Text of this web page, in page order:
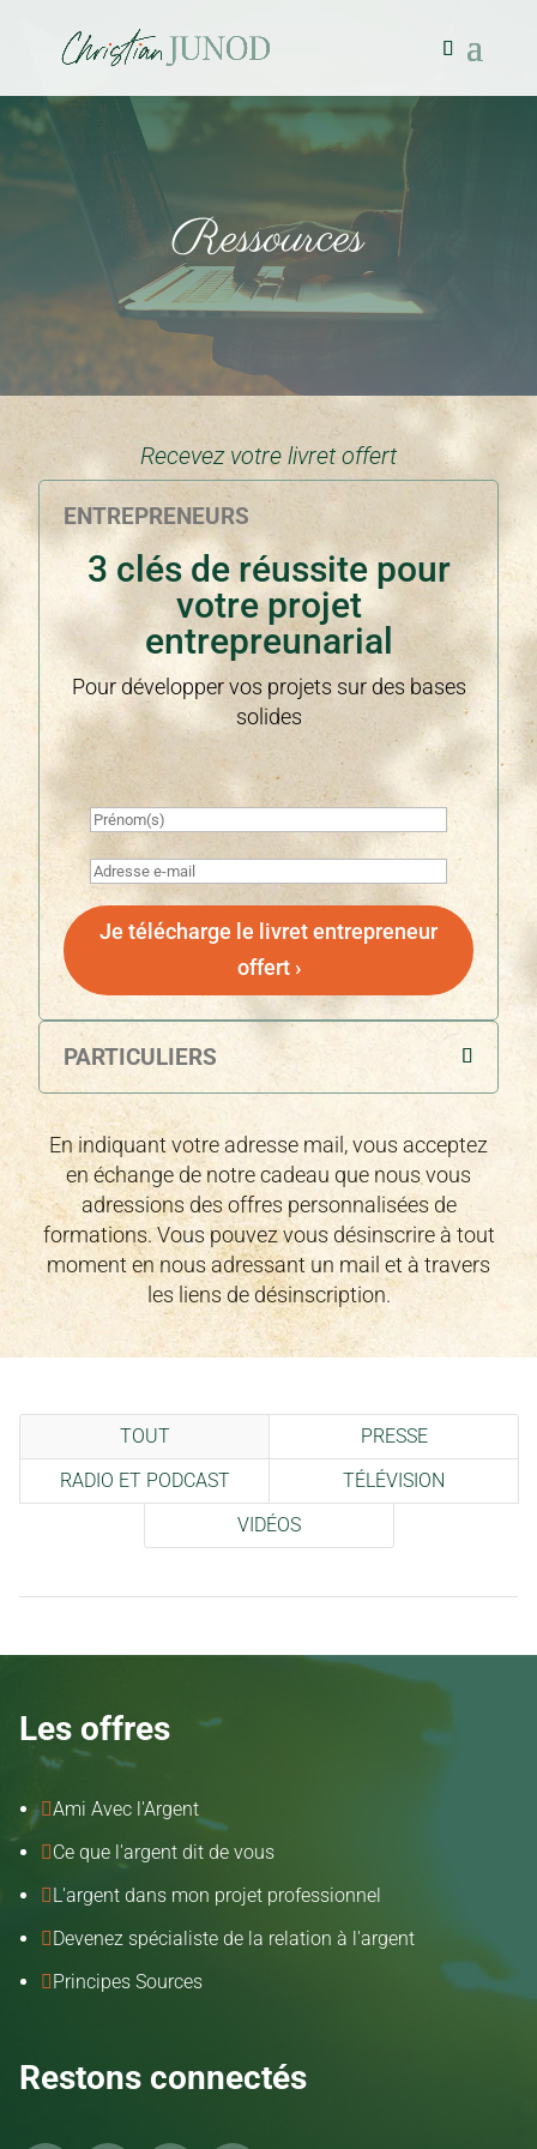
Ressources
Recevez votre livret offert
ENTREPRENEURS
3 clés de réussite pour
votre projet
entrepreunarial
Pour développer vos projets sur des bases
solides
Je télécharge le livret entrepreneur
offert ›
PARTICULIERS
En indiquant votre adresse mail, vous acceptez
en échange de notre cadeau que nous vous
adressions des offres personnalisées de
formations. Vous pouvez vous désinscrire à tout
moment en nous adressant un mail et à travers
les liens de désinscription.
TOUT
PRESSE
RADIO ET PODCAST
TÉLÉVISION
VIDÉOS
Les offres
Ami Avec l'Argent
Ce que l'argent dit de vous
L'argent dans mon projet professionnel
Devenez spécialiste de la relation à l'argent
Principes Sources
Restons connectés